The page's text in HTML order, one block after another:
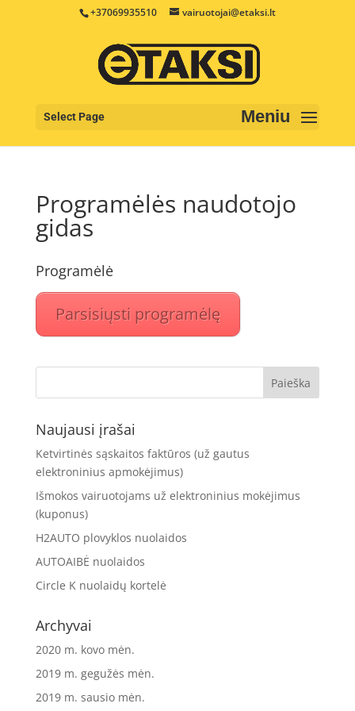
+37069935510 vairuotojai@etaksi.lt
Select Page
Programėlės naudotojo
gidas
Programėlė
Parsisiųsti programėlę
Naujausi įrašai
Ketvirtinės sąskaitos faktūros (už gautus
elektroninius apmokėjimus)
Išmokos vairuotojams už elektroninius mokėjimus
(kuponus)
H2AUTO plovyklos nuolaidos
AUTOAIBĖ nuolaidos
Circle K nuolaidų kortelė
Archyvai
2020 m. kovo mėn.
2019 m. gegužės mėn.
2019 m. sausio mėn.